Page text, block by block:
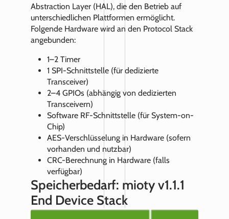
Abstraction Layer (HAL), die den Betrieb auf
unterschiedlichen Plattformen ermöglicht.
Folgende Hardware wird an den Protocol Stack
angebunden:
1–2 Timer
1 SPI-Schnittstelle (für dedizierte
Transceiver)
2–4 GPIOs (abhängig von dedizierten
Transceivern)
Software RF-Schnittstelle (für System-on-
Chip)
AES-Verschlüsselung in Hardware (sofern
vorhanden und nutzbar)
CRC-Berechnung in Hardware (falls
verfügbar)
Speicherbedarf: mioty v1.1.1
End Device Stack